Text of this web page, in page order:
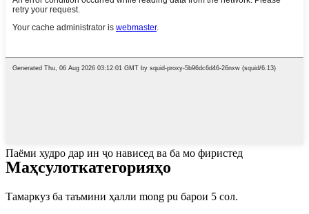
Паёми худро дар ин ҷо нависед ва ба мо фиристед
Маҳсулоткатегорияҳо
Тамаркуз ба таъмини ҳалли mong pu барои 5 сол.